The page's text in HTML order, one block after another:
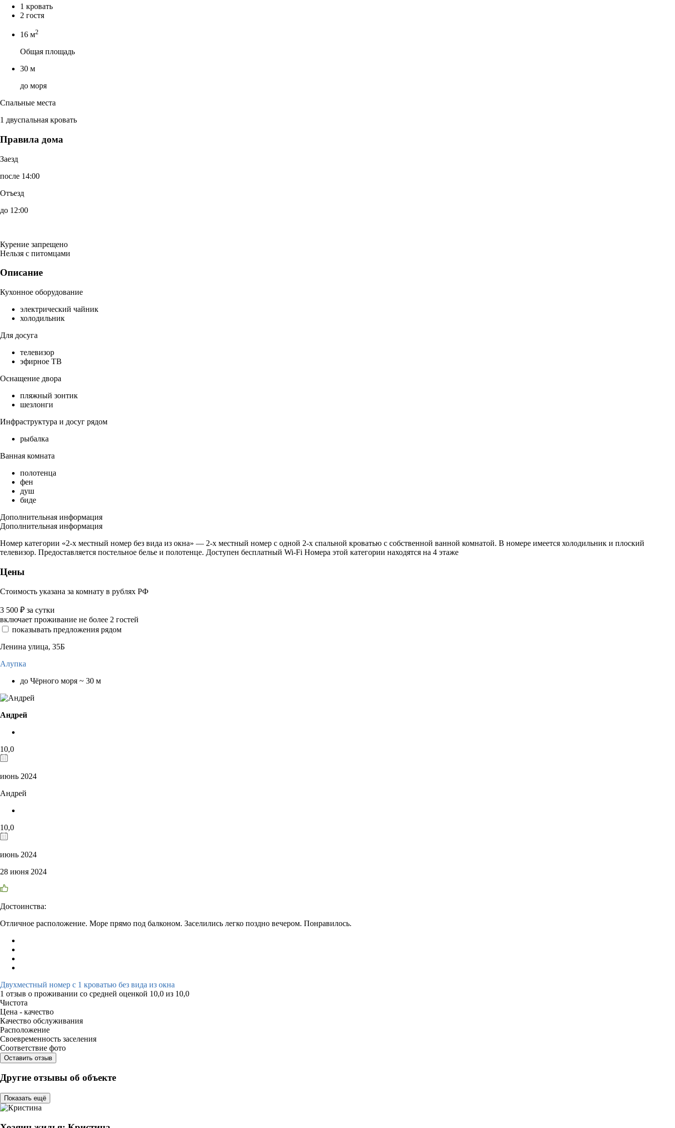
1 кровать
2 гостя
16 м2
Общая площадь
30 м
до моря
Спальные места
1 двуспальная кровать
Правила дома
Заезд
после 14:00
Отъезд
до 12:00
Курение запрещено
Нельзя с питомцами
Описание
Кухонное оборудование
электрический чайник
холодильник
Для досуга
телевизор
эфирное ТВ
Оснащение двора
пляжный зонтик
шезлонги
Инфраструктура и досуг рядом
рыбалка
Ванная комната
полотенца
фен
душ
биде
Дополнительная информация
Дополнительная информация
Номер категории «2-х местный номер без вида из окна» — 2-х местный номер с одной 2-х спальной кроватью с собственной ванной комнатой. В номере имеется холодильник и плоский
телевизор. Предоставляется постельное белье и полотенце. Доступен бесплатный Wi-Fi Номера этой категории находятся на 4 этаже
Цены
Стоимость указана за комнату в рублях РФ
3 500 ₽ за сутки
включает проживание не более 2 гостей
показывать предложения рядом
Ленина улица, 35Б
Алупка
до Чёрного моря ~ 30 м
Андрей
10,0
июнь 2024
Андрей
10,0
июнь 2024
28 июня 2024
Достоинства:
Отличное расположение. Море прямо под балконом. Заселились легко поздно вечером. Понравилось.
Двухместный номер с 1 кроватью без вида из окна
1 отзыв о проживании со средней оценкой 10,0 из 10,0
Чистота
Цена - качество
Качество обслуживания
Расположение
Своевременность заселения
Соответствие фото
Оставить отзыв
Другие отзывы об объекте
Показать ещё